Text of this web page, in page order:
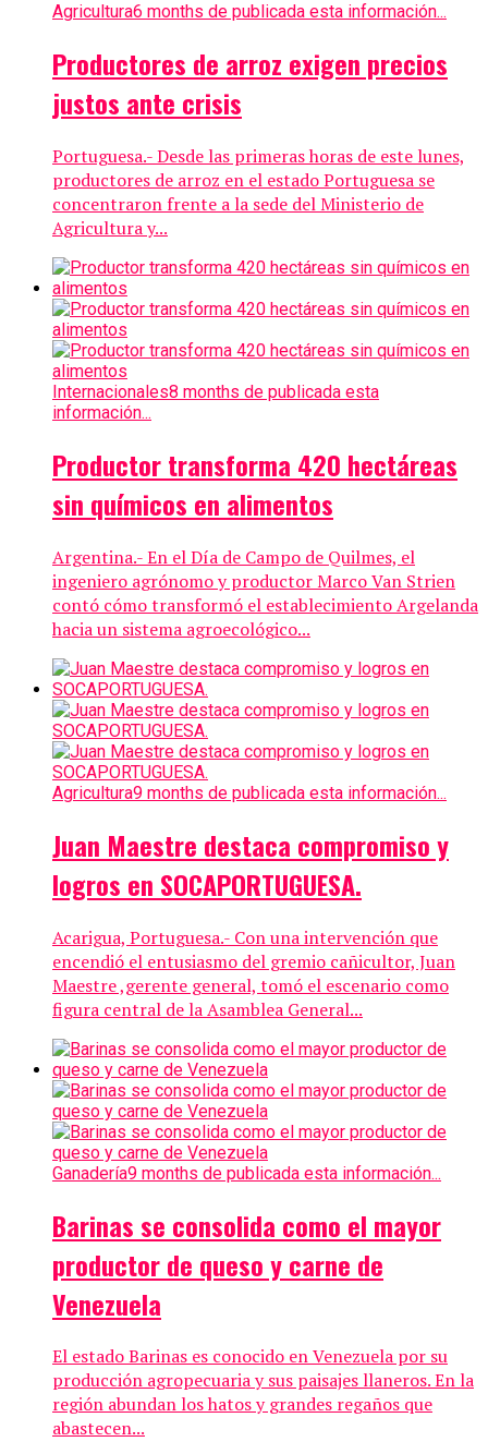
Agricultura6 months de publicada esta información...
Productores de arroz exigen precios
justos ante crisis
Portuguesa.- Desde las primeras horas de este lunes,
productores de arroz en el estado Portuguesa se
concentraron frente a la sede del Ministerio de
Agricultura y...
Internacionales8 months de publicada esta
información...
Productor transforma 420 hectáreas
sin químicos en alimentos
Argentina.- En el Día de Campo de Quilmes, el
ingeniero agrónomo y productor Marco Van Strien
contó cómo transformó el establecimiento Argelanda
hacia un sistema agroecológico...
Agricultura9 months de publicada esta información...
Juan Maestre destaca compromiso y
logros en SOCAPORTUGUESA.
Acarigua, Portuguesa.- Con una intervención que
encendió el entusiasmo del gremio cañicultor, Juan
Maestre ,gerente general, tomó el escenario como
figura central de la Asamblea General...
Ganadería9 months de publicada esta información...
Barinas se consolida como el mayor
productor de queso y carne de
Venezuela
El estado Barinas es conocido en Venezuela por su
producción agropecuaria y sus paisajes llaneros. En la
región abundan los hatos y grandes regaños que
abastecen...